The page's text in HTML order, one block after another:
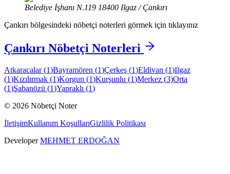
Belediye İşhanı N.119 18400 Ilgaz / Çankırı
Çankırı bölgesindeki nöbetçi noterleri görmek için tıklayınız
Çankırı Nöbetçi Noterleri
Atkaracalar(1)Bayramören (1)Çerkeş (1)Eldivan (1)Ilgaz
(1)Kızılırmak (1)Korgun (1)Kurşunlu (1)Merkez (3)Orta
(1)Şabanözü (1)Yapraklı (1)
© 2026 Nöbetçi Noter
İletişimKullanım KoşullarıGizlilik Politikası
DeveloperMEHMET ERDOĞAN